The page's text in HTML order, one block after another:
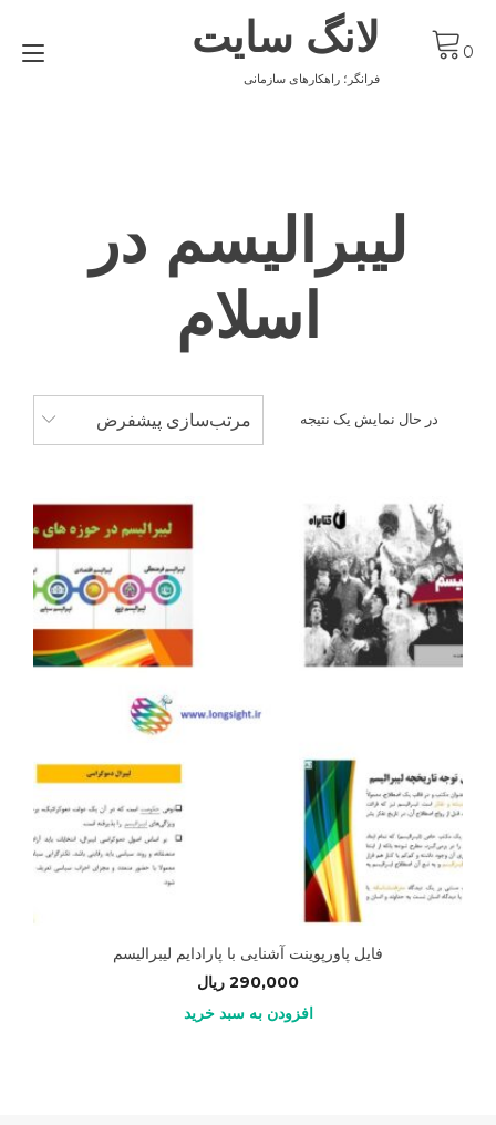
content
لانگ سایت
فرانگر؛ راهکارهای سازمانی
0
لیبرالیسم در
اسلام
در حال نمایش یک نتیجه مرتب‌سازی پیشفرض
فایل پاورپوینت آشنایی با پارادایم لیبرالیسم
290,000 ریال
افزودن به سبد خرید